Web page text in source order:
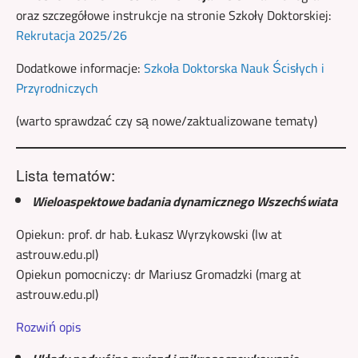
oraz szczegółowe instrukcje na stronie Szkoły Doktorskiej:
Rekrutacja 2025/26
Dodatkowe informacje:Szkoła Doktorska Nauk Ścisłych i
Przyrodniczych
(warto sprawdzać czy są nowe/zaktualizowane tematy)
Lista tematów:
Wieloaspektowe badania dynamicznego Wszechświata
Opiekun: prof. dr hab. Łukasz Wyrzykowski (lw at
astrouw.edu.pl)
Opiekun pomocniczy: dr Mariusz Gromadzki (marg at
astrouw.edu.pl)
Rozwiń opis